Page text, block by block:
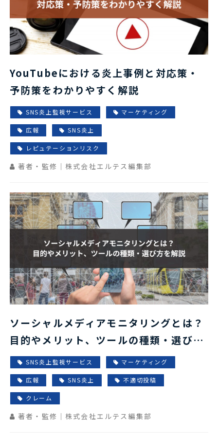
YouTubeにおける炎上事例と対応策・
予防策をわかりやすく解説
SNS炎上監視サービス マーケティング
広報 SNS炎上
レピュテーションリスク
著者・監修｜株式会社エルテス編集部
ソーシャルメディアモニタリングとは？
目的やメリット、ツールの種類・選び方
を解説SNS炎上監視サービス マーケティング
広報 SNS炎上 不適切投稿
クレーム
著者・監修｜株式会社エルテス編集部